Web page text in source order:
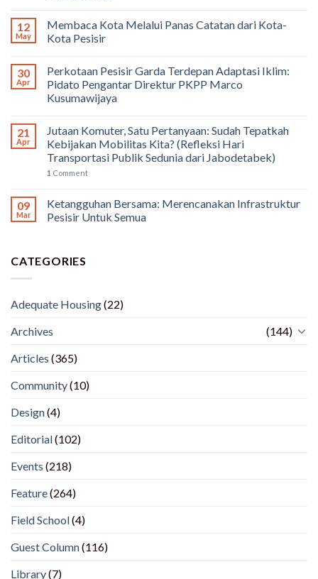
12
May
Membaca Kota Melalui Panas Catatan dari Kota-
Kota Pesisir
30
Apr
Perkotaan Pesisir Garda Terdepan Adaptasi Iklim:
Pidato Pengantar Direktur PKPP Marco
Kusumawijaya
21
Apr
Jutaan Komuter, Satu Pertanyaan: Sudah Tepatkah
Kebijakan Mobilitas Kita? (Refleksi Hari
Transportasi Publik Sedunia dari Jabodetabek)
1 Comment
09
Mar
Ketangguhan Bersama: Merencanakan Infrastruktur
Pesisir Untuk Semua
CATEGORIES
Adequate Housing(22)
Archives
(144)
Articles (365)
Community(10)
Design(4)
Editorial(102)
Events (218)
Feature(264)
Field School(4)
Guest Column(116)
Library(7)